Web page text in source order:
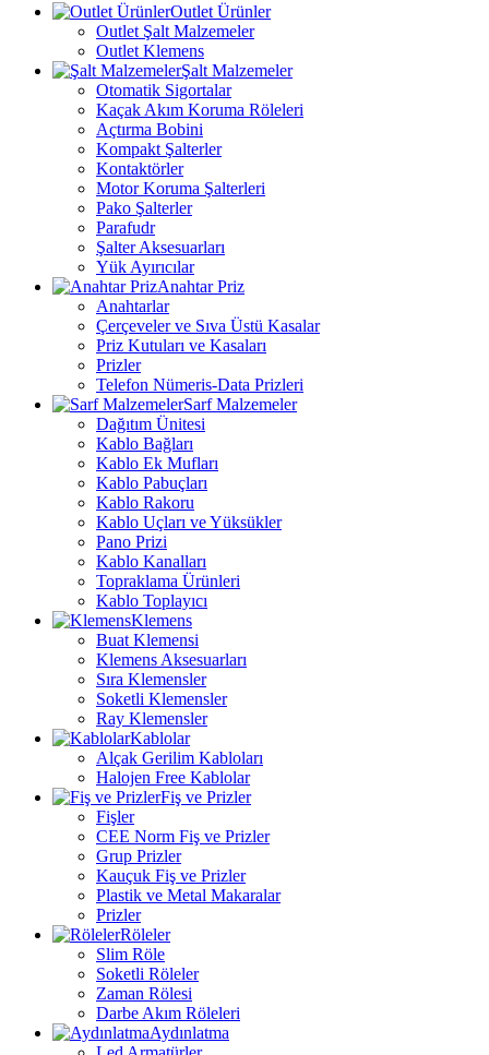
Outlet Ürünler
Outlet Şalt Malzemeler
Outlet Klemens
Şalt Malzemeler
Otomatik Sigortalar
Kaçak Akım Koruma Röleleri
Açtırma Bobini
Kompakt Şalterler
Kontaktörler
Motor Koruma Şalterleri
Pako Şalterler
Parafudr
Şalter Aksesuarları
Yük Ayırıcılar
Anahtar Priz
Anahtarlar
Çerçeveler ve Sıva Üstü Kasalar
Priz Kutuları ve Kasaları
Prizler
Telefon Nümeris-Data Prizleri
Sarf Malzemeler
Dağıtım Ünitesi
Kablo Bağları
Kablo Ek Mufları
Kablo Pabuçları
Kablo Rakoru
Kablo Uçları ve Yüksükler
Pano Prizi
Kablo Kanalları
Topraklama Ürünleri
Kablo Toplayıcı
Klemens
Buat Klemensi
Klemens Aksesuarları
Sıra Klemensler
Soketli Klemensler
Ray Klemensler
Kablolar
Alçak Gerilim Kabloları
Halojen Free Kablolar
Fiş ve Prizler
Fişler
CEE Norm Fiş ve Prizler
Grup Prizler
Kauçuk Fiş ve Prizler
Plastik ve Metal Makaralar
Prizler
Röleler
Slim Röle
Soketli Röleler
Zaman Rölesi
Darbe Akım Röleleri
Aydınlatma